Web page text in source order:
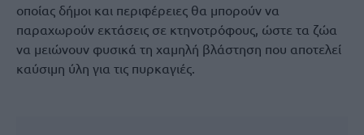
οποίας δήμοι και περιφέρειες θα μπορούν να
παραχωρούν εκτάσεις σε κτηνοτρόφους, ώστε τα ζώα
να μειώνουν φυσικά τη χαμηλή βλάστηση που αποτελεί
καύσιμη ύλη για τις πυρκαγιές.